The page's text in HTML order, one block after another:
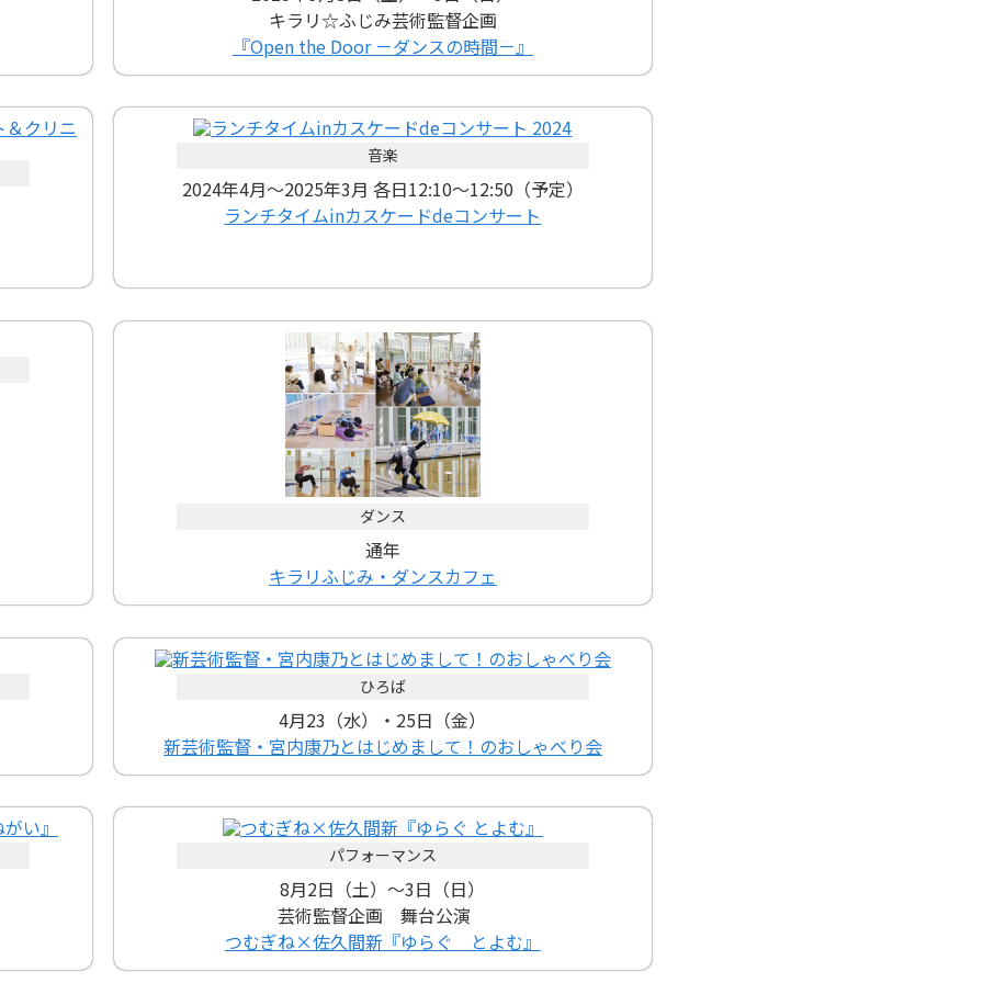
キラリ☆ふじみ芸術監督企画
『Open the Door －ダンスの時間－』
音楽
2024年4月～2025年3月 各日12:10～12:50（予定）
ランチタイムinカスケードdeコンサート
ダンス
通年
キラリふじみ・ダンスカフェ
ひろば
4月23（水）・25日（金）
新芸術監督・宮内康乃とはじめまして！のおしゃべり会
パフォーマンス
8月2日（土）～3日（日）
芸術監督企画 舞台公演
つむぎね×佐久間新『ゆらぐ とよむ』